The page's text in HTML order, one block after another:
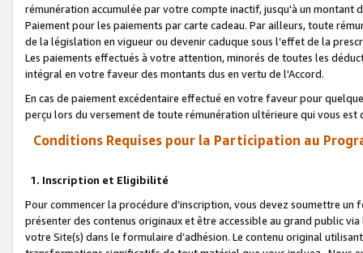
rémunération accumulée par votre compte inactif, jusqu'à un montant
Paiement pour les paiements par carte cadeau. Par ailleurs, toute
de la législation en vigueur ou devenir caduque sous l’effet de la
Les paiements effectués à votre attention, minorés de toutes les
intégral en votre faveur des montants dus en vertu de l'Accord.
En cas de paiement excédentaire effectué en votre faveur pour
perçu lors du versement de toute rémunération ultérieure qui vous est
Conditions Requises pour la Participation au
1. Inscription et Eligibilité
Pour commencer la procédure d’inscription, vous devez soumettre
présenter des contenus originaux et être accessible au grand public
votre Site(s) dans le formulaire d’adhésion. Le contenu original